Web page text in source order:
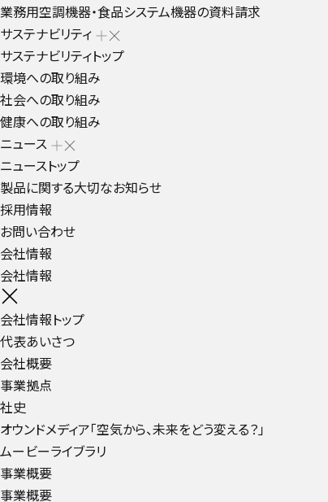
業務用空調機器・食品システム機器の資料請求
サステナビリティ
サステナビリティトップ
環境への取り組み
社会への取り組み
健康への取り組み
ニュース
ニューストップ
製品に関する大切なお知らせ
採用情報
お問い合わせ
会社情報
会社情報
会社情報トップ
代表あいさつ
会社概要
事業拠点
社史
オウンドメディア「空気から、未来をどう変える？」
ムービーライブラリ
事業概要
事業概要